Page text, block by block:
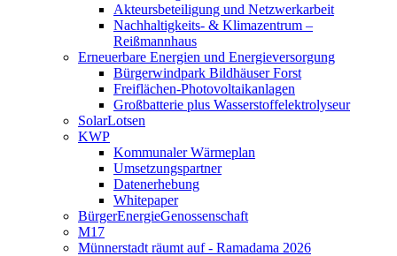
Akteursbeteiligung und Netzwerkarbeit
Nachhaltigkeits- & Klimazentrum –
Reißmannhaus
Erneuerbare Energien und Energieversorgung
Bürgerwindpark Bildhäuser Forst
Freiflächen-Photovoltaikanlagen
Großbatterie plus Wasserstoffelektrolyseur
SolarLotsen
KWP
Kommunaler Wärmeplan
Umsetzungspartner
Datenerhebung
Whitepaper
BürgerEnergieGenossenschaft
M17
Münnerstadt räumt auf - Ramadama 2026